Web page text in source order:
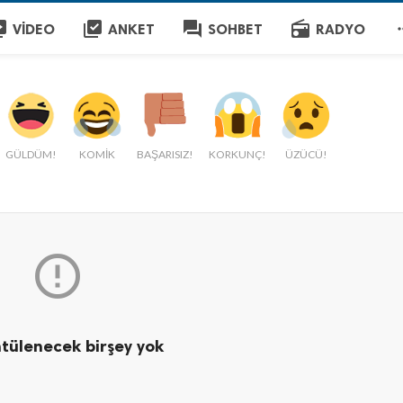
VIDEO library_add_check ANKET question_answer SOHBET radio RADYO
GÜLDÜM! KOMİK BAŞARISIZ! KORKUNÇ! ÜZÜCÜ!

birşey yok